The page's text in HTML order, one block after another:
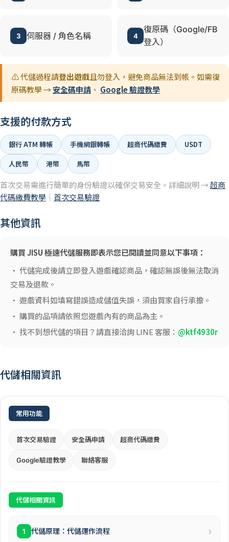
3 伺服器 / 角色名稱 4
復原碼（Google/FB
登入）
⚠️ 代儲過程請登出遊戲且勿登入，避免商品無法到帳。如需復
原碼教學 →安全碼申請 、 Google 驗證教學
支援的付款方式
銀行 ATM 轉帳 手機網銀轉帳 超商代碼繳費
USDT
人民幣
港幣 馬幣
首次交易需進行簡單的身份驗證以確保交易安全。詳細說明 →超商
代碼繳費教學 ｜ 首次交易驗證
其他資訊
購買 JISU 極速代儲服務即表示您已閱讀並同意以下事項：
• 代儲完成後請立即登入遊戲確認商品，確認無誤後無法取消
交易及退款。
• 遊戲資料如填寫錯誤造成儲值失誤，須由買家自行承擔。
• 購買的品項請依照您遊戲內有的商品為主。
• 找不到想代儲的項目？請直接洽詢 LINE 客服： @ktf4930r
代儲相關資訊
常用功能
首次交易驗證 安全碼申請 超商代碼繳費
Google驗證教學 聯絡客服
代儲相關資訊
1 代儲原理：代儲運作流程 ›